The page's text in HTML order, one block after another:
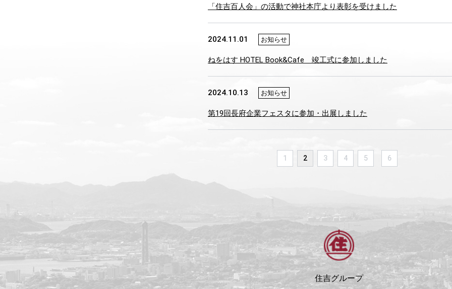
「住吉百人会」の活動で神社本庁より表彰を受けました
2024.11.01 お知らせ
ねをはす HOTEL Book&Cafe 竣工式に参加しました
2024.10.13 お知らせ
第19回長府企業フェスタに参加・出展しました
1 2 3 4 5 6
住吉グループ